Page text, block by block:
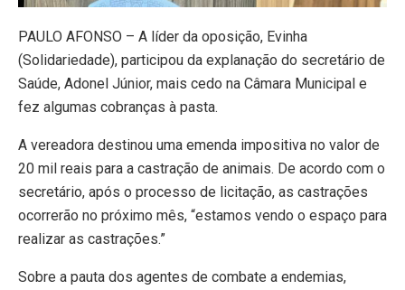
PAULO AFONSO – A líder da oposição, Evinha
(Solidariedade), participou da explanação do secretário de
Saúde, Adonel Júnior, mais cedo na Câmara Municipal e
fez algumas cobranças à pasta.
A vereadora destinou uma emenda impositiva no valor de
20 mil reais para a castração de animais. De acordo com o
secretário, após o processo de licitação, as castrações
ocorrerão no próximo mês, “estamos vendo o espaço para
realizar as castrações.”
Sobre a pauta dos agentes de combate a endemias,